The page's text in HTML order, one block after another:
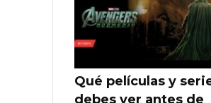
Qué películas y
debes ver antes de